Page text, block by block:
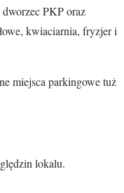
dworzec PKP oraz
kwiaciarnia, fryzjer i
miejsca parkingowe tuż
lokalu.